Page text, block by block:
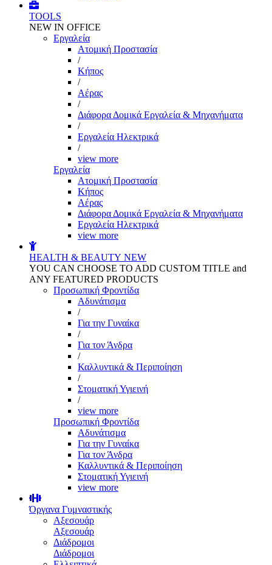
TOOLS
NEW IN OFFICE
Εργαλεία
Aτομική Προστασία
/
Kήπος
/
Αέρας
/
Διάφορα Δομικά Εργαλεία & Μηχανήματα
/
Εργαλεία Ηλεκτρικά
/
view more
Εργαλεία
Aτομική Προστασία
Kήπος
Αέρας
Διάφορα Δομικά Εργαλεία & Μηχανήματα
Εργαλεία Ηλεκτρικά
view more
HEALTH & BEAUTY NEW
YOU CAN CHOOSE TO ADD CUSTOM TITLE and
ANY FEATURED PRODUCTS
Προσωπική Φροντίδα
Αδυνάτισμα
/
Για την Γυναίκα
/
Για τον Άνδρα
/
Καλλυντικά & Περιποίηση
/
Στοματική Υγιεινή
/
view more
Προσωπική Φροντίδα
Αδυνάτισμα
Για την Γυναίκα
Για τον Άνδρα
Καλλυντικά & Περιποίηση
Στοματική Υγιεινή
view more
Όργανα Γυμναστικής
Αξεσουάρ
Αξεσουάρ
Διάδρομοι
Διάδρομοι